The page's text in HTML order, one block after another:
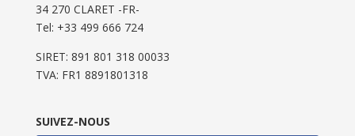
34 270 CLARET -FR-
Tel: ‭+33 499 666 724‬
SIRET: 891 801 318 00033
TVA: FR1 8891801318
SUIVEZ-NOUS